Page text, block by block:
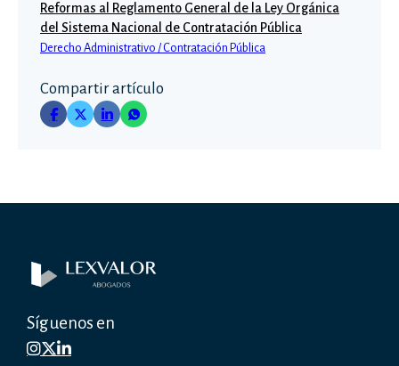
Reformas al Reglamento General de la Ley Orgánica
del Sistema Nacional de Contratación Pública
Derecho Administrativo / Contratación Pública
Compartir artículo
Síguenos en